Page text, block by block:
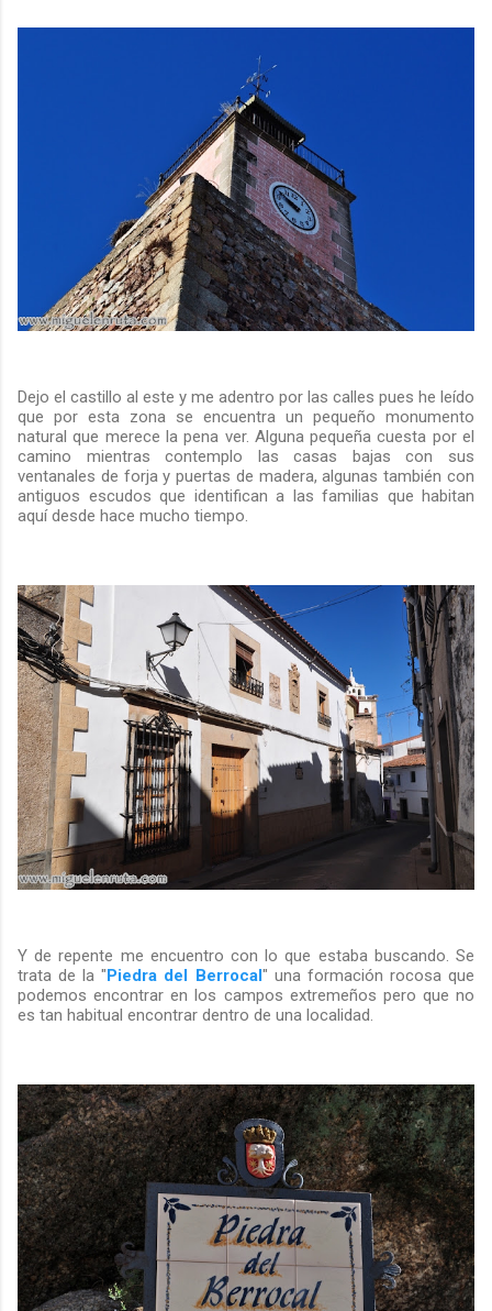
Dejo el castillo al este y me adentro por las calles pues he leído
que por esta zona se encuentra un pequeño monumento
natural que merece la pena ver. Alguna pequeña cuesta por el
camino mientras contemplo las casas bajas con sus
ventanales de forja y puertas de madera, algunas también con
antiguos escudos que identifican a las familias que habitan
aquí desde hace mucho tiempo.
Y de repente me encuentro con lo que estaba buscando. Se
trata de la "Piedra del Berrocal" una formación rocosa que
podemos encontrar en los campos extremeños pero que no
es tan habitual encontrar dentro de una localidad.